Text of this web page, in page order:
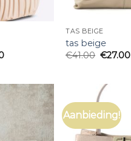
TAS BEIGE
tas beige
€41.00 €27.00
Aanbieding!